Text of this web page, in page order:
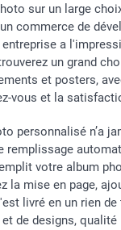
sur un large
commerce de
a
un grand
et posters,
vous et la
personnalisé n’a
remplissage
votre album
la mise en page,
livré en un rien de
de designs, qualité